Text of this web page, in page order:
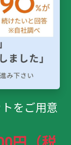
をご用意